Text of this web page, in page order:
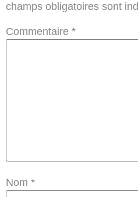
champs obligatoires sont
Commentaire *
Nom *